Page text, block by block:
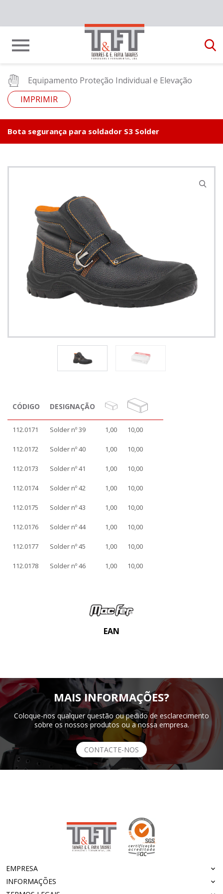
Equipamento Proteção Individual e Elevação
IMPRIMIR
Bota segurança para soldador S3 Solder
CÓDIGO DESIGNAÇÃO
112.0171 Solder nº 39 1,00 10,00
112.0172 Solder nº 40 1,00 10,00
112.0173 Solder nº 41 1,00 10,00
112.0174 Solder nº 42 1,00 10,00
112.0175 Solder nº 43 1,00 10,00
112.0176 Solder nº 44 1,00 10,00
112.0177 Solder nº 45 1,00 10,00
112.0178 Solder nº 46 1,00 10,00
EAN
MAIS INFORMAÇÕES?
Coloque-nos qualquer questão ou pedido de esclarecimento
sobre os nossos produtos ou a nossa empresa.
CONTACTE-NOS
EMPRESA
INFORMAÇÕES